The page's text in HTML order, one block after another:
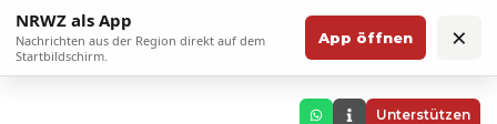
NRWZ als App
Nachrichten aus der Region direkt auf dem
Startbildschirm.
App öffnen ×
Unterstützen